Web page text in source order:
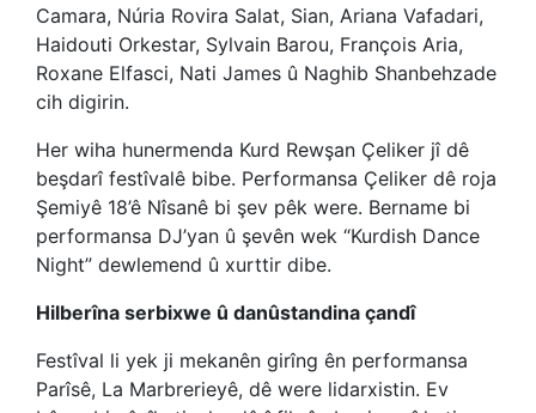
Camara, Núria Rovira Salat, Sian, Ariana Vafadari,
Haidouti Orkestar, Sylvain Barou, François Aria,
Roxane Elfasci, Nati James û Naghib Shanbehzade
cih digirin.
Her wiha hunermenda Kurd Rewşan Çeliker jî dê
beşdarî festîvalê bibe. Performansa Çeliker dê roja
Şemiyê 18’ê Nîsanê bi şev pêk were. Bername bi
performansa DJ’yan û şevên wek “Kurdish Dance
Night” dewlemend û xurttir dibe.
Hilberîna serbixwe û danûstandina çandî
Festîval li yek ji mekanên girîng ên performansa
Parîsê, La Marbrerieyê, dê were lidarxistin. Ev